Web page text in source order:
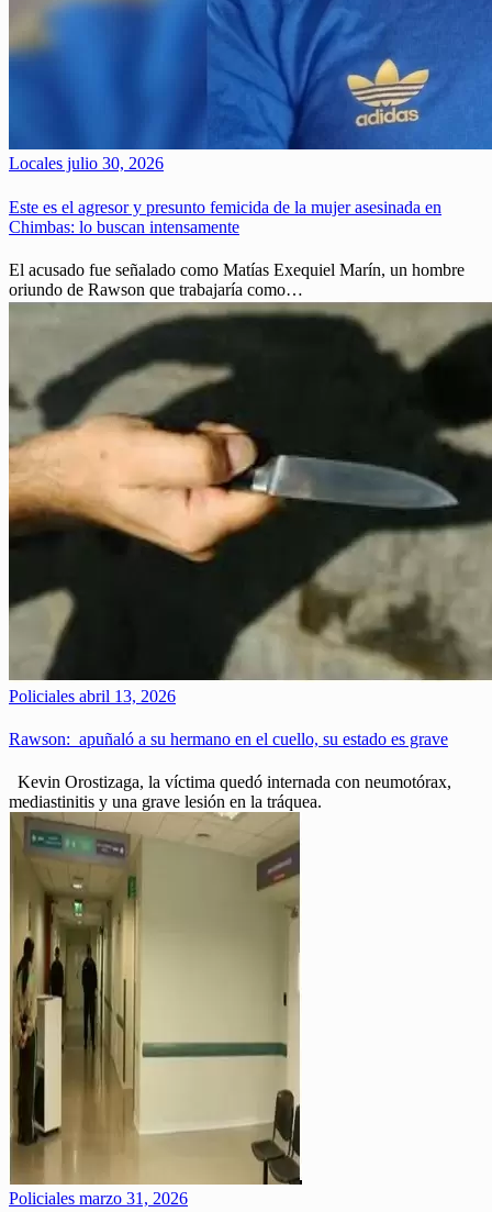
Locales julio 30, 2026
Este es el agresor y presunto femicida de la mujer asesinada en
Chimbas: lo buscan intensamente
El acusado fue señalado como Matías Exequiel Marín, un hombre
oriundo de Rawson que trabajaría como…
Policiales abril 13, 2026
Rawson: apuñaló a su hermano en el cuello, su estado es grave
Kevin Orostizaga, la víctima quedó internada con neumotórax,
mediastinitis y una grave lesión en la tráquea.
Policiales marzo 31, 2026